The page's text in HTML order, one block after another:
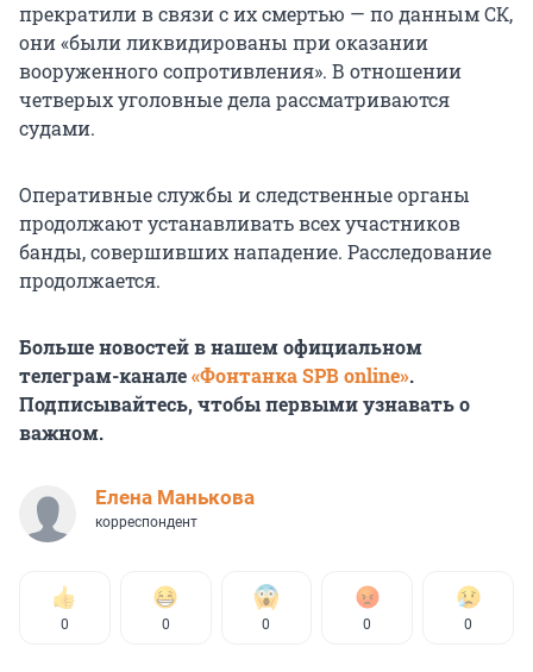
прекратили в связи с их смертью — по данным СК,
они «были ликвидированы при оказании
вооруженного сопротивления». В отношении
четверых уголовные дела рассматриваются
судами.
Оперативные службы и следственные органы
продолжают устанавливать всех участников
банды, совершивших нападение. Расследование
продолжается.
Больше новостей в нашем официальном
телеграм-канале«Фонтанка SPB online».
Подписывайтесь, чтобы первыми узнавать о
важном.
Елена Манькова
корреспондент
0 0 0 0 0